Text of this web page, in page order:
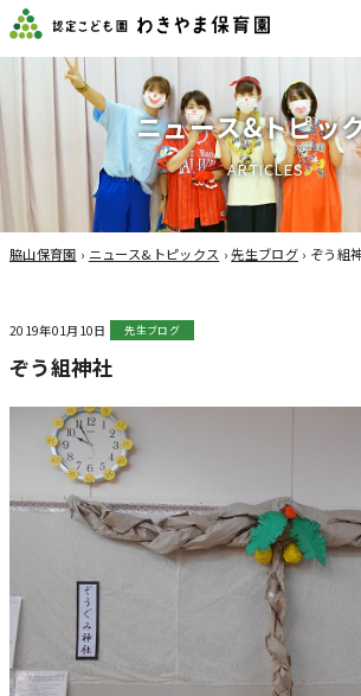
ニュース&トピッ
ARTICLES
脇山保育園 › ニュース&トピックス ›先生ブログ › ぞう組
2019年01月10日 先生ブログ
ぞう組神社